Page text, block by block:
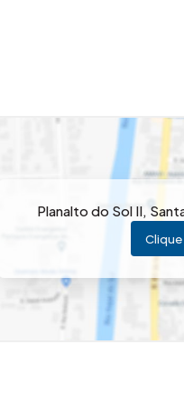
do Sol, em Santa
garantindo praticidade
Entre em contato agora
Planalto do Sol II,
Clique